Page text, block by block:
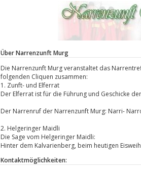
Über Narrenzunft Murg
Die Narrenzunft Murg veranstaltet das
folgenden Cliquen zusammen:
1. Zunft- und Elferrat
Der Elferrat ist für die Führung und Geschicke
Der Narrenruf der Narrenzunft Murg: Narri-
2. Helgeringer Maidli
Die Sage vom Helgeringer Maidli:
Hinter dem Kalvarienberg, beim heutigen
Kontaktmöglichkeiten: